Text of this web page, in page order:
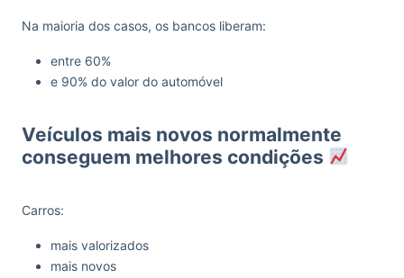
Na maioria dos casos, os bancos liberam:
entre 60%
e 90% do valor do automóvel
Veículos mais novos normalmente
conseguem melhores condições
Carros:
mais valorizados
mais novos